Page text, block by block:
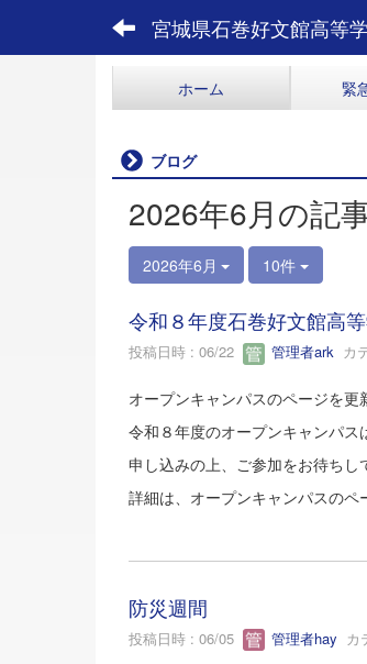
宮城県石巻好文館高等
ホーム 緊
ブログ
2026年6月の記
2026年6月 10件
令和８年度石巻好文館高
投稿日時 : 06/22 管理者ark カ
オープンキャンパスのページを更
令和８年度のオープンキャンパス
申し込みの上、ご参加をお待ちし
詳細は、オープンキャンパスのペ
防災週間
投稿日時 : 06/05 管理者hay カ